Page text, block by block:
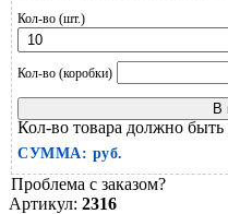
Кол-во (шт.)
Кол-во (коробки)
В
Кол-во товара должно
СУММА: руб.
Проблема с заказом?
Артикул: 2316